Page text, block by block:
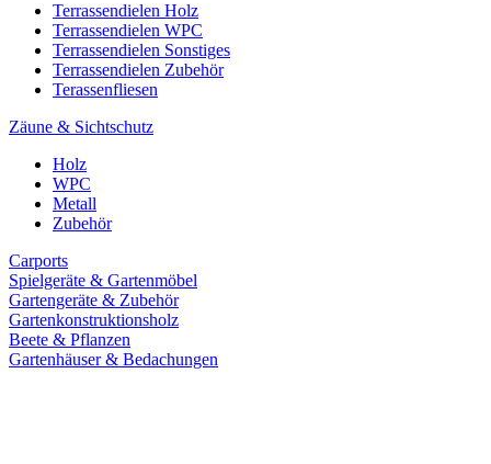
Terrassendielen Holz
Terrassendielen WPC
Terrassendielen Sonstiges
Terrassendielen Zubehör
Terassenfliesen
Zäune & Sichtschutz
Holz
WPC
Metall
Zubehör
Carports
Spielgeräte & Gartenmöbel
Gartengeräte & Zubehör
Gartenkonstruktionsholz
Beete & Pflanzen
Gartenhäuser & Bedachungen